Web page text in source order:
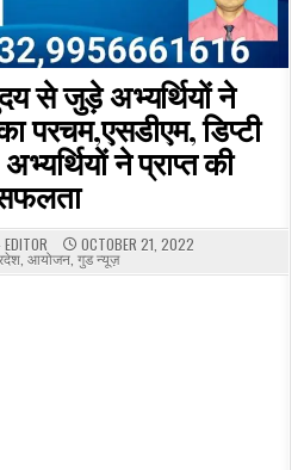
से जुड़े अभ्यर्थियों ने
परचम,एसडीएम, डिप्टी
ने प्राप्त की
OCTOBER 21, 2022
आयोजन गुड न्यूज़